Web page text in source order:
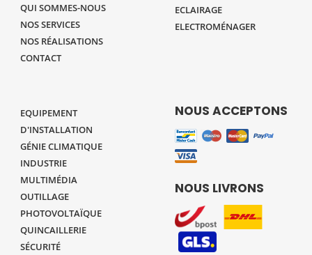
QUI SOMMES-NOUS
NOS SERVICES
NOS RÉALISATIONS
CONTACT
ECLAIRAGE
ELECTROMÉNAGER
EQUIPEMENT
D'INSTALLATION
GÉNIE CLIMATIQUE
INDUSTRIE
MULTIMÉDIA
OUTILLAGE
PHOTOVOLTAÏQUE
QUINCAILLERIE
SÉCURITÉ
NOUS ACCEPTONS
NOUS LIVRONS